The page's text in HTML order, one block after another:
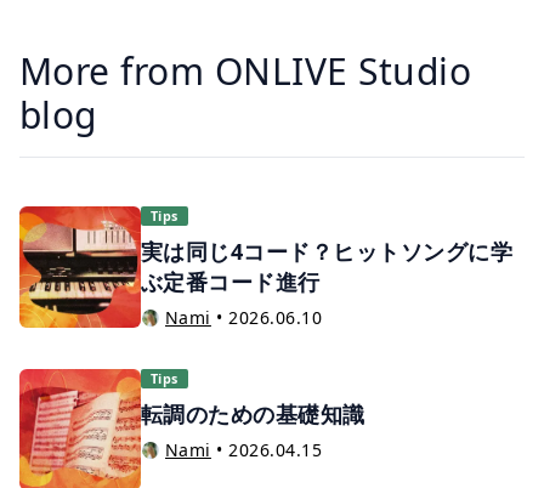
More from ONLIVE Studio
blog
Tips
実は同じ4コード？ヒットソングに学
ぶ定番コード進行
Nami •2026.06.10
Tips
転調のための基礎知識
Nami •2026.04.15